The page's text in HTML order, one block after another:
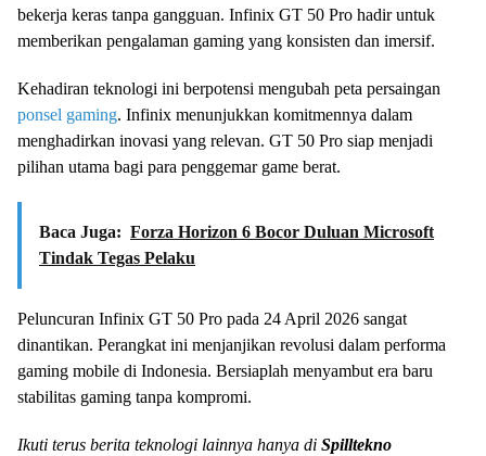
bekerja keras tanpa gangguan. Infinix GT 50 Pro hadir untuk
memberikan pengalaman gaming yang konsisten dan imersif.
Kehadiran teknologi ini berpotensi mengubah peta persaingan
ponsel gaming. Infinix menunjukkan komitmennya dalam
menghadirkan inovasi yang relevan. GT 50 Pro siap menjadi
pilihan utama bagi para penggemar game berat.
Baca Juga: Forza Horizon 6 Bocor Duluan Microsoft
Tindak Tegas Pelaku
Peluncuran Infinix GT 50 Pro pada 24 April 2026 sangat
dinantikan. Perangkat ini menjanjikan revolusi dalam performa
gaming mobile di Indonesia. Bersiaplah menyambut era baru
stabilitas gaming tanpa kompromi.
Ikuti terus berita teknologi lainnya hanya di Spilltekno